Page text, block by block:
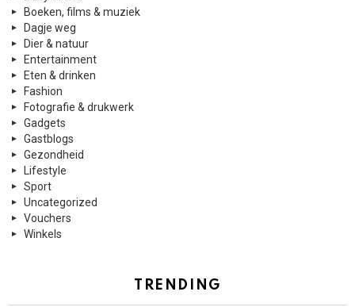
Boeken, films & muziek
Dagje weg
Dier & natuur
Entertainment
Eten & drinken
Fashion
Fotografie & drukwerk
Gadgets
Gastblogs
Gezondheid
Lifestyle
Sport
Uncategorized
Vouchers
Winkels
TRENDING